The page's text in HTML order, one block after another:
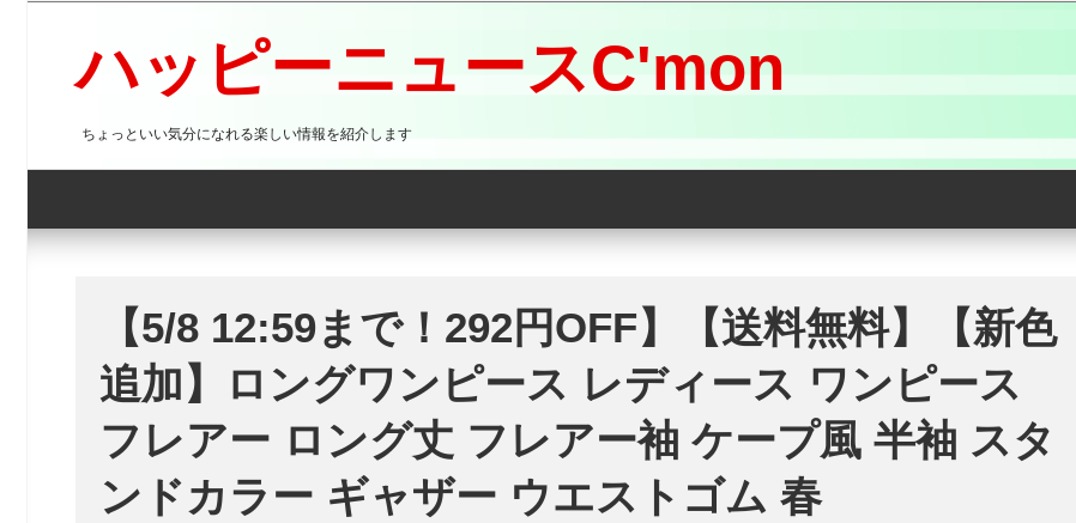
プ
ハッピーニュースC'mon
ちょっといい気分になれる楽しい情報を紹介します
【5/8 12:59まで！292円OFF】【送料無料】【新色
追加】ロングワンピース レディース ワンピース
フレアー ロング丈 フレアー袖 ケープ風 半袖 スタ
ンドカラー ギャザー ウエストゴム 春